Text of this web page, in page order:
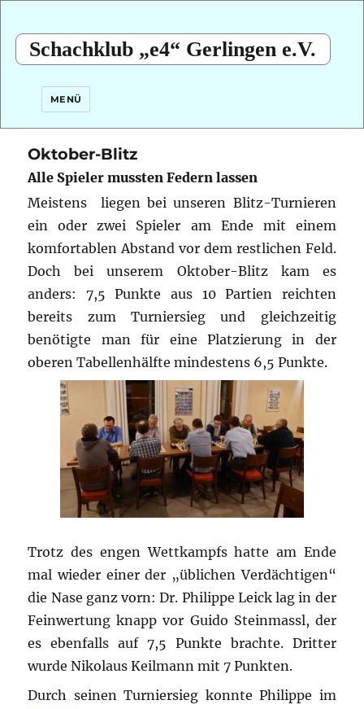
Schachklub „e4“ Gerlingen e.V.
MENÜ
Oktober-Blitz
Alle Spieler mussten Federn lassen
Meistens liegen bei unseren Blitz-Turnieren
ein oder zwei Spieler am Ende mit einem
komfortablen Abstand vor dem restlichen Feld.
Doch bei unserem Oktober-Blitz kam es
anders:
7,5 Punkte aus 10 Partien reichten
bereits zum Turniersieg und gleichzeitig
benötigte man für eine Platzierung in der
oberen Tabellenhälfte mindestens 6,5 Punkte.
Trotz des engen Wettkampfs hatte am Ende
mal wieder einer der „üblichen Verdächtigen“
die Nase ganz vorn: Dr. Philippe Leick lag in der
Feinwertung knapp vor Guido Steinmassl, der
es ebenfalls auf 7,5 Punkte brachte. Dritter
wurde Nikolaus Keilmann mit 7 Punkten.
Durch seinen Turniersieg konnte Philippe im